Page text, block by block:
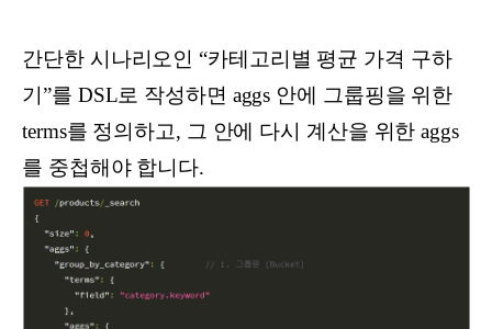
간단한 시나리오인 “카테고리별 평균 가격 구하
기”를 DSL로 작성하면 aggs 안에 그룹핑을 위한
terms를 정의하고, 그 안에 다시 계산을 위한 aggs
를 중첩해야 합니다.